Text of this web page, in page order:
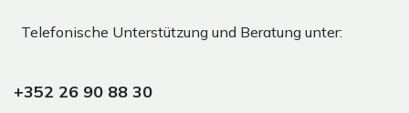
Telefonische Unterstützung und Beratung unter:
+352 26 90 88 30